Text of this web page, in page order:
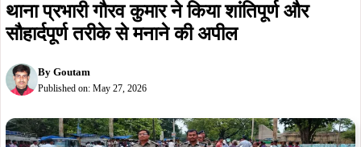
थाना प्रभारी गौरव कुमार ने किया शांतिपूर्ण और
सौहार्दपूर्ण तरीके से मनाने की अपील
By Goutam
Published on: May 27, 2026